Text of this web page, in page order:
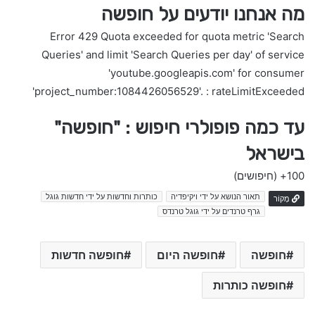
מה אנחנו יודעים על חופשה
Error 429 Quota exceeded for quota metric 'Search
Queries' and limit 'Search Queries per day' of service
'youtube.googleapis.com' for consumer
'project_number:1084426056529'. : rateLimitExceeded
עד כמה פופולרי חיפוש : "חופשה"
בישראל
100+ (חיפושים)
מָקוֹר תאור הנושא על ידי ויקיפדיה
כותרות וחדשות על ידי חדשות גוגל
גרף טרנדים על ידי גוגל טרנדס
חופשה חופשה היום חופשה חדשות
חופשה כותרות